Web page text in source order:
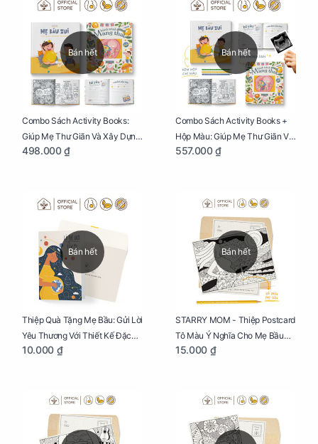
Bán hết
Combo Sách Activity Books:
Giúp Mẹ Thư Giãn Và Xây Dựng
Thai Kỳ Chu Đáo
498.000 ₫
Bán hết
Combo Sách Activity Books +
Hộp Màu: Giúp Mẹ Thư Giãn Và
Xây Dựng Thai Kỳ Chu Đáo
557.000 ₫
Bán hết
Thiệp Quà Tặng Mẹ Bầu: Gửi Lời
Yêu Thương Với Thiết Kế Đặc
Biệt Dành Riêng Cho Mẹ Bầu
10.000 ₫
Bán hết
STARRY MOM - Thiệp Postcard
Tô Màu Ý Nghĩa Cho Mẹ Bầu
Sáng Tạo, Thư Giãn Và Hạnh
15.000 ₫